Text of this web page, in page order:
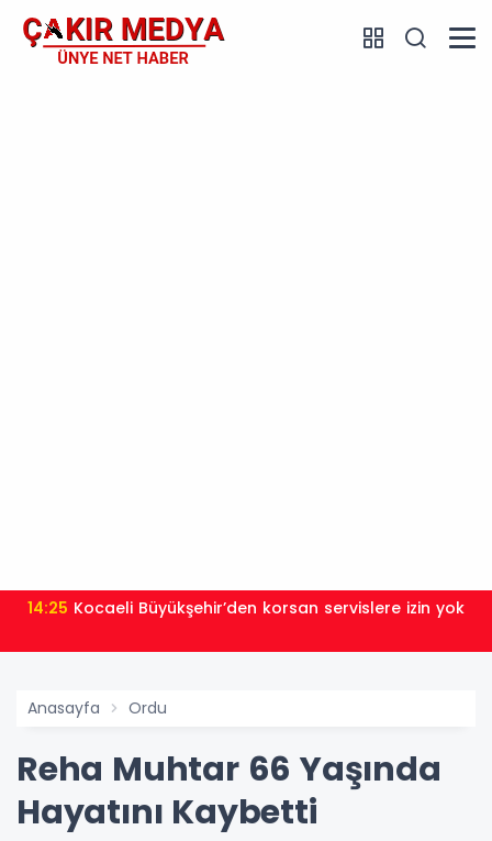
14:25 Kocaeli Büyükşehir’den korsan servislere izin yok
Anasayfa Ordu
Reha Muhtar 66 Yaşında
Hayatını Kaybetti